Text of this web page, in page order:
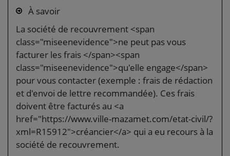
À savoir
La société de recouvrement <span
class="miseenevidence">ne peut pas vous
facturer les frais </span><span
class="miseenevidence">qu'elle engage</span>
pour vous contacter (exemple : frais de rédaction
et d'envoi de lettre recommandée). Ces frais
doivent être facturés au <a
href="https://www.ville-mazamet.com/etat-civil/?
xml=R15912">créancier</a> qui a eu recours à la
société de recouvrement.